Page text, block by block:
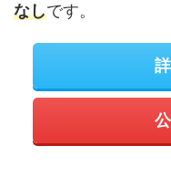
なしです。